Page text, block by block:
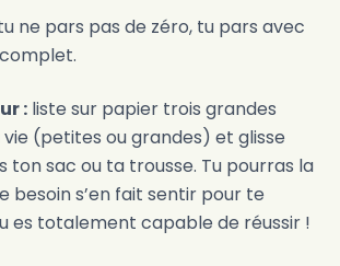
ne pars pas de zéro, tu pars avec
: liste sur papier trois grandes
(petites ou grandes) et glisse
ton sac ou ta trousse. Tu pourras la
besoin s’en fait sentir pour te
es totalement capable de réussir !